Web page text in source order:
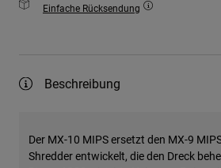
Einfache Rücksendung
Beschreibung
Der MX-10 MIPS ersetzt den MX-9
Shredder entwickelt, die den Dreck